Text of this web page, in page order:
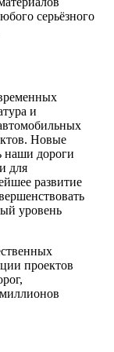
серьёзного
и
Новые
наши дороги
для
развитие
уровень
проектов